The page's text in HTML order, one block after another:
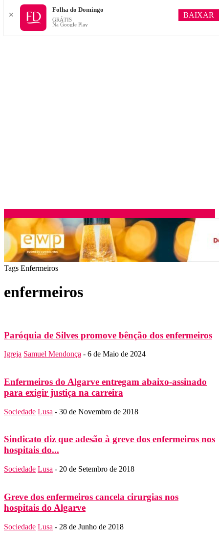
Tags Enfermeiros
enfermeiros
Paróquia de Silves promove bênção dos enfermeiros
Igreja Samuel Mendonça - 6 de Maio de 2024
Enfermeiros do Algarve entregam abaixo-assinado
para exigir justiça na carreira
Sociedade Lusa - 30 de Novembro de 2018
Sindicato diz que adesão à greve dos enfermeiros nos
hospitais do...
Sociedade Lusa - 20 de Setembro de 2018
Greve dos enfermeiros cancela cirurgias nos
hospitais do Algarve
Sociedade Lusa - 28 de Junho de 2018
✕
Folha do Domingo
GRÁTIS
Na Google Play
BAIXAR